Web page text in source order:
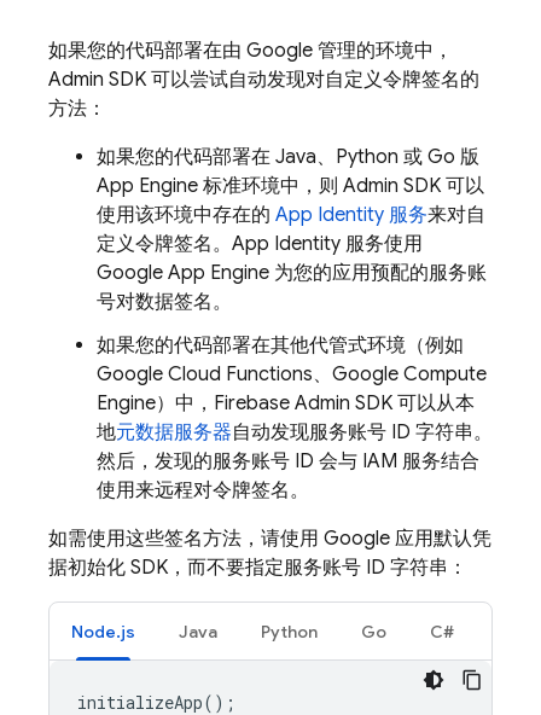
如果您的代码部署在由 Google 管理的环境中，
Admin SDK 可以尝试自动发现对自定义令牌签名的
方法：
如果您的代码部署在 Java、Python 或 Go 版
App Engine 标准环境中，则 Admin SDK 可以
使用该环境中存在的 App Identity 服务来对自
定义令牌签名。App Identity 服务使用
Google App Engine 为您的应用预配的服务账
号对数据签名。
如果您的代码部署在其他代管式环境（例如
Google Cloud Functions、Google Compute
Engine）中，Firebase Admin SDK 可以从本
地元数据服务器自动发现服务账号 ID 字符串。
然后，发现的服务账号 ID 会与 IAM 服务结合
使用来远程对令牌签名。
如需使用这些签名方法，请使用 Google 应用默认凭
据初始化 SDK，而不要指定服务账号 ID 字符串：
Node.js Java Python Go C#
initializeApp();